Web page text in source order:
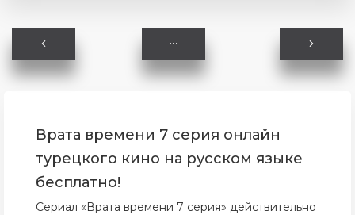
Врата времени 7 серия онлайн
турецкого кино на русском языке
бесплатно!
Сериал «Врата времени 7 серия» действительно